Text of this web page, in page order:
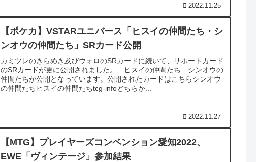
2022.11.25
【ポケカ】VSTARユニバース「ヒスイの仲間たち・シ
ンオウの仲間たち」SRカード公開
カミツレのきらめき及びウォロのSRカードに続いて、サポートカード
のSRカードが更に公開されました。 ヒスイの仲間たち シンオウの
仲間たちが公開となっています。公開されたカードはこちらシンオウ
の仲間たちヒスイの仲間たちtcg-infoどちらか...
2022.11.27
【MTG】プレイヤーズコンベンション愛知2022、
EWE「ヴィンテージ」参加結果